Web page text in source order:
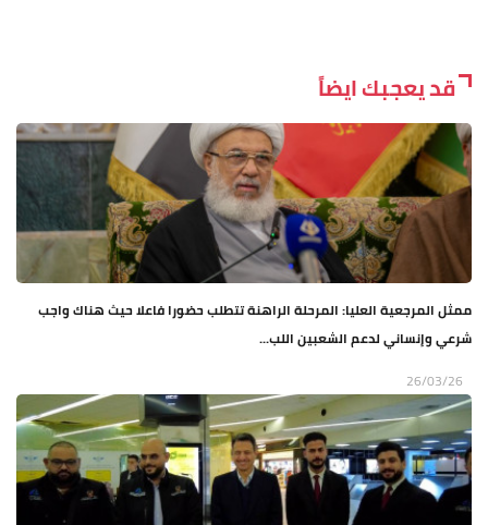
قد يعجبك ايضاً
ممثل المرجعية العليا: المرحلة الراهنة تتطلب حضورا فاعلا حيث هناك واجب
شرعي وإنساني لدعم الشعبين اللب...
26/03/26